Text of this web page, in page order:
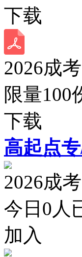
下载
2026成
限量100
下载
高起点
2026成
今日 0 人
加入